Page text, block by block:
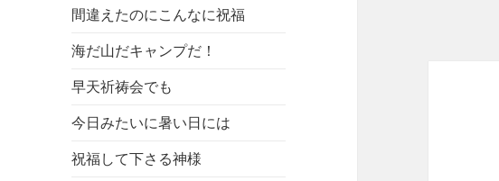
間違えたのにこんなに祝福
海だ山だキャンプだ！
早天祈祷会でも
今日みたいに暑い日には
祝福して下さる神様